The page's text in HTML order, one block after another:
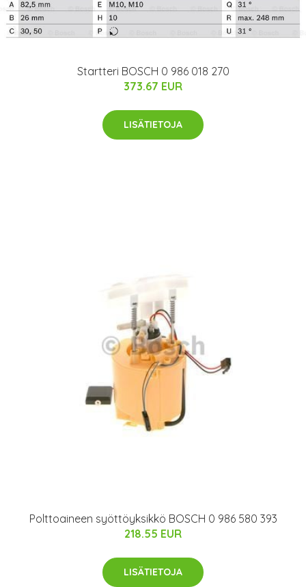
Startteri BOSCH 0 986 018 270
373.67 EUR
LISÄTIETOJA
Polttoaineen syöttöyksikkö BOSCH 0 986 580 393
218.55 EUR
LISÄTIETOJA